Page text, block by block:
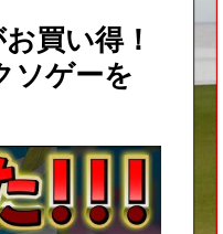
買い得！
ソゲーを